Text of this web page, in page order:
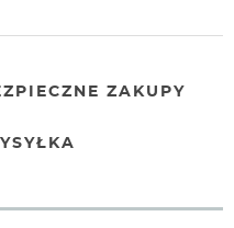
ZAKUPY